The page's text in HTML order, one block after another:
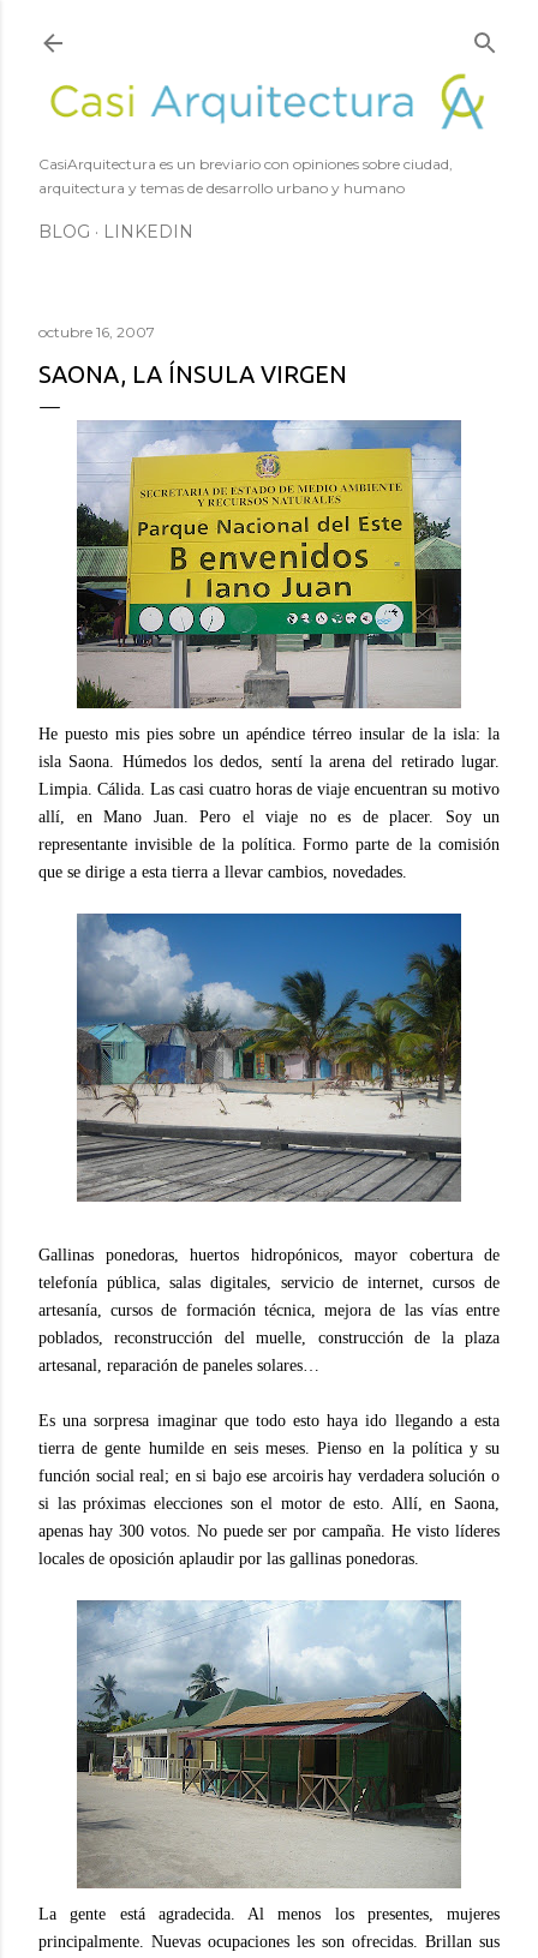
CasiArquitectura es un breviario con opiniones sobre ciudad,
arquitectura y temas de desarrollo urbano y humano
BLOG LINKEDIN
octubre 16, 2007
SAONA, LA ÍNSULA VIRGEN
He puesto mis pies sobre un apéndice térreo insular de la isla: la
isla Saona. Húmedos los dedos, sentí la arena del retirado lugar.
Limpia. Cálida. Las casi cuatro horas de viaje encuentran su motivo
allí, en Mano Juan. Pero el viaje no es de placer. Soy un
representante invisible de la política. Formo parte de la comisión
que se dirige a esta tierra a llevar cambios, novedades.
Gallinas ponedoras, huertos hidropónicos, mayor cobertura de
telefonía pública, salas digitales, servicio de internet, cursos de
artesanía, cursos de formación técnica, mejora de las vías entre
poblados, reconstrucción del muelle, construcción de la plaza
artesanal, reparación de paneles solares…
Es una sorpresa imaginar que todo esto haya ido llegando a esta
tierra de gente humilde en seis meses. Pienso en la política y su
función social real; en si bajo ese arcoiris hay verdadera solución o
si las próximas elecciones son el motor de esto. Allí, en Saona,
apenas hay 300 votos. No puede ser por campaña. He visto líderes
locales de oposición aplaudir por las gallinas ponedoras.
La gente está agradecida. Al menos los presentes, mujeres
principalmente. Nuevas ocupaciones les son ofrecidas. Brillan sus